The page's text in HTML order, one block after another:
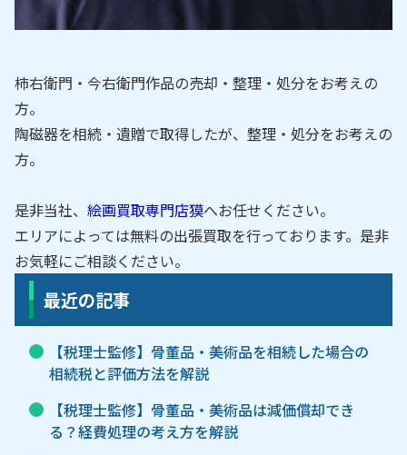
最近の記事
【税理士監修】骨董品・美術品を相続した場合の
相続税と評価方法を解説
【税理士監修】骨董品・美術品は減価償却でき
る？経費処理の考え方を解説
柿右衛門・今右衛門作品の売却・整理・処分をお考えの
方。
陶磁器を相続・遺贈で取得したが、整理・処分をお考えの
方。
是非当社、 絵画買取専門店獏へお任せください。
エリアによっては無料の出張買取を行っております。是非
お気軽にご相談ください。